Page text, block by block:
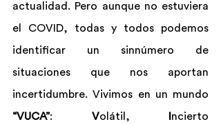
actualidad. Pero aunque no estuviera
el COVID, todas y todos podemos
identificar un sinnúmero de
situaciones que nos aportan
“VUCA”: Volátil,
ncierto